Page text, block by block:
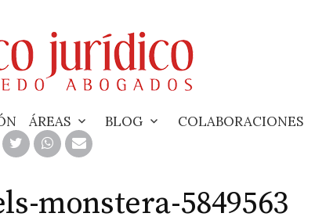
ÁREAS BLOG COLABORACIONES
monstera-5849563